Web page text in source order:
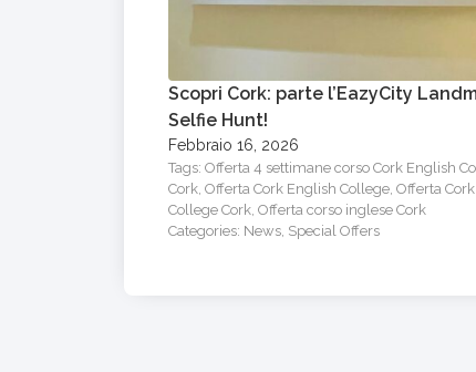
Scopri Cork: parte l’EazyCity
Selfie Hunt!
Febbraio 16, 2026
Tags: Offerta 4 settimane corso Cork English
Cork, Offerta Cork English College, Offerta
College Cork, Offerta corso inglese Cork
Categories: News, Special Offers